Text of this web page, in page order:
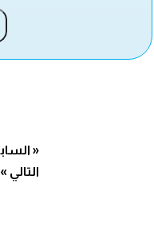
«
التالي »